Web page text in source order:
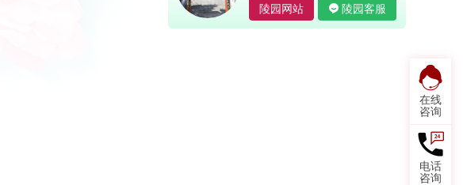
在线
咨询
电话
咨询
陵园网站 陵园客服